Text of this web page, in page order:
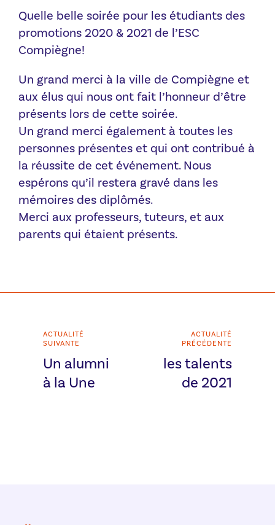
Quelle belle soirée pour les étudiants des
promotions 2020 & 2021 de l’ESC
Compiègne!
Un grand merci à la ville de Compiègne et
aux élus qui nous ont fait l’honneur d’être
présents lors de cette soirée.
Un grand merci également à toutes les
personnes présentes et qui ont contribué à
la réussite de cet événement. Nous
espérons qu’il restera gravé dans les
mémoires des diplômés.
Merci aux professeurs, tuteurs, et aux
parents qui étaient présents.
ACTUALITÉ
SUIVANTE
Un alumni
à la Une
ACTUALITÉ
PRÉCÉDENTE
les talents
de 2021